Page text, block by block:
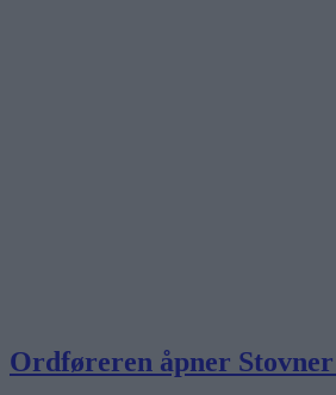
Ordføreren åpner